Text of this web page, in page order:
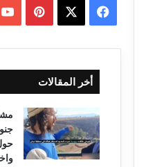
س
ب
و
ك
ب
ن
ت
ي
ر
أخر المقالات